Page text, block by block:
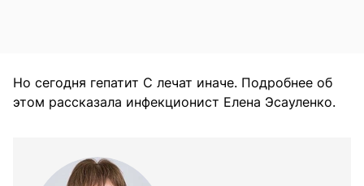
Но сегодня гепатит С лечат иначе. Подробнее об
этом рассказала инфекционист Елена Эсауленко.